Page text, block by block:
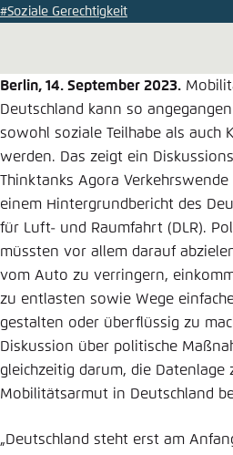
#Soziale Gerechtigkeit
Berlin, 14. September 2023.
Deutschland kann so
sowohl soziale Teilhabe als auch
werden. Das zeigt ein
Thinktanks Agora
einem Hintergrundbericht des
für Luft- und Raumfahrt (DLR).
müssten vor allem darauf
vom Auto zu verringern,
zu entlasten sowie Wege
gestalten oder überflüssig zu
Diskussion über politische
gleichzeitig darum, die Datenlage
Mobilitätsarmut in Deutschland
„Deutschland steht erst am
speichern